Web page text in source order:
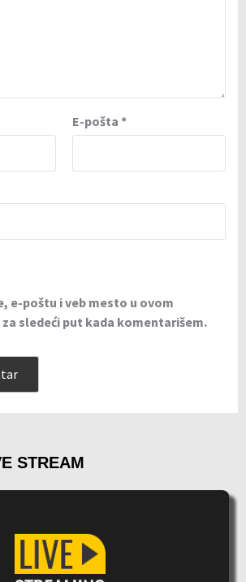
E-pošta *
e-poštu i veb mesto u ovom
sledeći put kada komentarišem.
STREAM